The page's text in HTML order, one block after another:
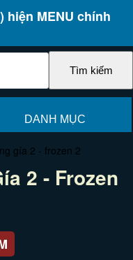
hiện MENU chính
DANH MỤC
2 - Frozen